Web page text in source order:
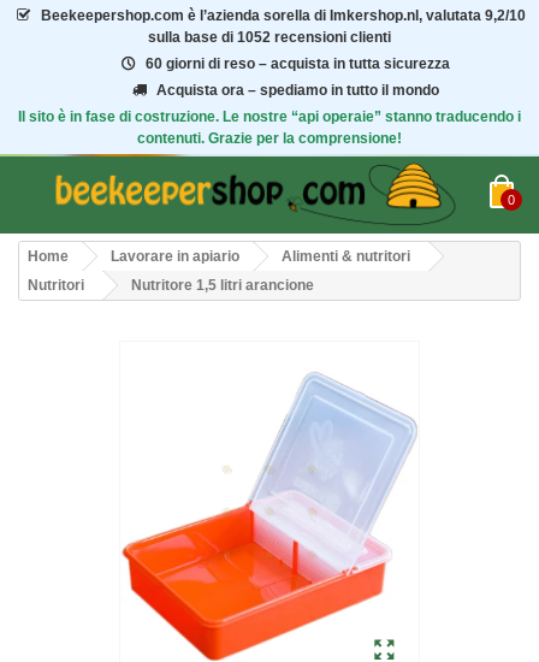
Beekeepershop.com è l’azienda sorella di Imkershop.nl, valutata 9,2/10
sulla base di 1052 recensioni clienti
60 giorni di reso – acquista in tutta sicurezza
Acquista ora – spediamo in tutto il mondo
Il sito è in fase di costruzione. Le nostre “api operaie” stanno traducendo i
contenuti. Grazie per la comprensione!
0
Home Lavorare in apiario
Alimenti & nutritori
Nutritori
Nutritore 1,5 litri arancione